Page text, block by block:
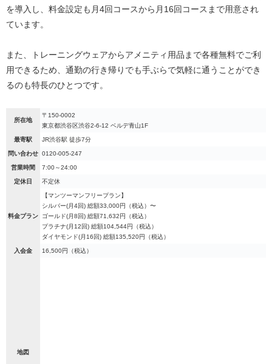
を導入し、料金設定も月4回コースから月16回コースまで用意され
ています。
また、トレーニングウェアからアメニティ用品まで各種無料でご利
用できるため、通勤の行き帰りでも手ぶらで気軽に通うことができ
るのも特長のひとつです。
所在地
〒150-0002
東京都渋谷区渋谷2-6-12 ベルデ青山1F
最寄駅 JR渋谷駅 徒歩7分
問い合わせ 0120-005-247
営業時間 7:00～24:00
定休日 不定休
料金プラン
【マンツーマンフリープラン】
シルバー(月4回) 総額33,000円（税込）〜
ゴールド(月8回) 総額71,632円（税込）
プラチナ(月12回) 総額104,544円（税込）
ダイヤモンド(月16回) 総額135,520円（税込）
入会金 16,500円（税込）
地図